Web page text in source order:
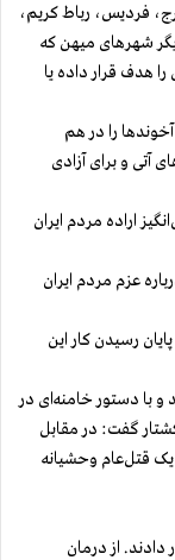
فردیس، رباط کریم،
شهرهای میهن که
کلانتری را هدف قرار داده یا
را در هم
آتی و برای آزادی
اراده مردم ایران
عزم مردم ایران
رسیدن کار این
و با دستور خامنه‌ای در
کشتار گفت:‌ در مقابل
قتل‌عام وحشیانه
دادند. از درمان